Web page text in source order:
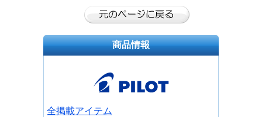
商品情報
全掲載アイテム